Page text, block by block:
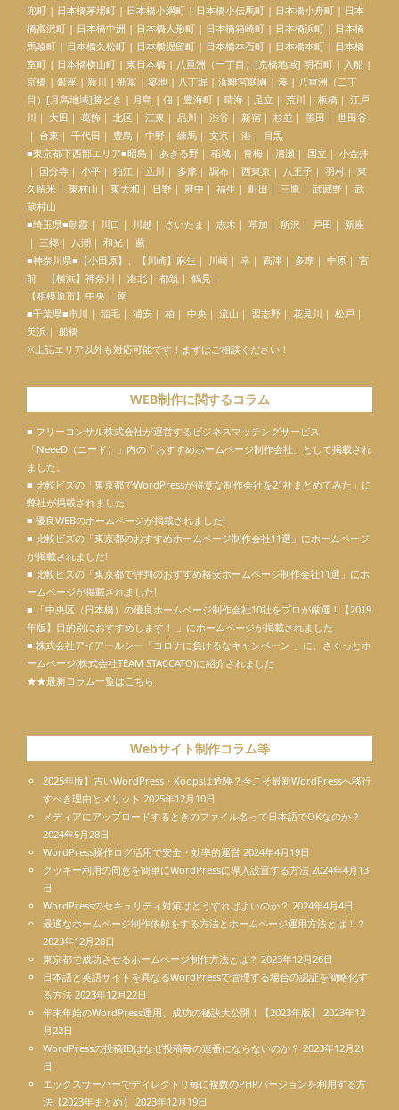
兜町 | 日本橋茅場町 | 日本橋小網町 | 日本橋小伝馬町 | 日本橋小舟町 | 日本
橋富沢町 | 日本橋中洲 | 日本橋人形町 | 日本橋箱崎町 | 日本橋浜町 | 日本橋
馬喰町 | 日本橋久松町 | 日本橋堀留町 | 日本橋本石町 | 日本橋本町 | 日本橋
室町 | 日本橋横山町 | 東日本橋 | 八重洲（一丁目）[京橋地域] 明石町 | 入船 |
京橋 | 銀座 | 新川 | 新富 | 築地 | 八丁堀 | 浜離宮庭園 | 湊 | 八重洲（二丁
目）[月島地域]勝どき | 月島 | 佃 | 豊海町 | 晴海 | 足立｜ 荒川｜ 板橋｜ 江戸
川｜ 大田｜ 葛飾｜ 北区｜ 江東｜ 品川｜ 渋谷｜ 新宿｜ 杉並｜ 墨田｜ 世田谷
｜ 台東｜ 千代田｜ 豊島｜ 中野｜ 練馬｜ 文京｜ 港｜ 目黒
■東京都下西部エリア■昭島｜ あきる野｜ 稲城｜ 青梅｜ 清瀬｜ 国立｜ 小金井
｜ 国分寺｜ 小平｜ 狛江｜ 立川｜ 多摩｜ 調布｜ 西東京｜ 八王子｜ 羽村｜ 東
久留米｜ 東村山｜ 東大和｜ 日野｜ 府中｜ 福生｜ 町田｜ 三鷹｜ 武蔵野｜ 武
蔵村山
■埼玉県■朝霞｜ 川口｜ 川越｜ さいたま｜ 志木｜ 草加｜ 所沢｜ 戸田｜ 新座
｜ 三郷｜ 八潮｜ 和光｜ 蕨
■神奈川県■【小田原】、【川崎】麻生｜ 川崎｜ 幸｜ 高津｜ 多摩｜ 中原｜ 宮
前 【横浜】神奈川｜ 港北｜ 都筑｜ 鶴見｜
【相模原市】中央｜ 南
■千葉県■市川｜ 稲毛｜ 浦安｜ 柏｜ 中央｜ 流山｜ 習志野｜ 花見川｜ 松戸｜
美浜｜ 船橋
※上記エリア以外も対応可能です！まずはご相談ください！
WEB制作に関するコラム
■ フリーコンサル株式会社が運営するビジネスマッチングサービス
「NeeeD（ニード） 」内の「おすすめホームページ制作会社 」として掲載され
ました。
■ 比較ビズの「東京都でWordPressが得意な制作会社を21社まとめてみた」に
弊社が掲載されました!
■ 優良WEBのホームページが掲載されました!
■ 比較ビズの「東京都のおすすめホームページ制作会社11選」にホームページ
が掲載されました!
■ 比較ビズの「東京都で評判のおすすめ格安ホームページ制作会社11選」にホ
ームページが掲載されました!
■ 「中央区（日本橋）の優良ホームページ制作会社10社をプロが厳選！【2019
年版】目的別におすすめします！ 」にホームページが掲載されました
■ 株式会社アイアールシー「コロナに負けるなキャンペーン 」に、さくっとホ
ームページ(株式会社TEAM STACCATO)に紹介されました
★★最新コラム一覧はこちら
Webサイト制作コラム等
2025年版】古いWordPress・Xoopsは危険？今こそ最新WordPressへ移行
すべき理由とメリット 2025年12月10日
メディアにアップロードするときのファイル名って日本語でOKなのか？
2024年5月28日
WordPress操作ログ活用で安全・効率的運営 2024年4月19日
クッキー利用の同意を簡単にWordPressに導入設置する方法 2024年4月13
日
WordPressのセキュリティ対策はどうすればよいのか？ 2024年4月4日
最適なホームページ制作依頼をする方法とホームページ運用方法とは！？
2023年12月28日
東京都で成功させるホームページ制作方法とは？ 2023年12月26日
日本語と英語サイトを異なるWordPressで管理する場合の認証を簡略化す
る方法 2023年12月22日
年末年始のWordPress運用、成功の秘訣大公開！【2023年版】
2023年12
月22日
WordPressの投稿IDはなぜ投稿毎の連番にならないのか？ 2023年12月21
日
エックスサーバーでディレクトリ毎に複数のPHPバージョンを利用する方
法【2023年まとめ】
2023年12月19日